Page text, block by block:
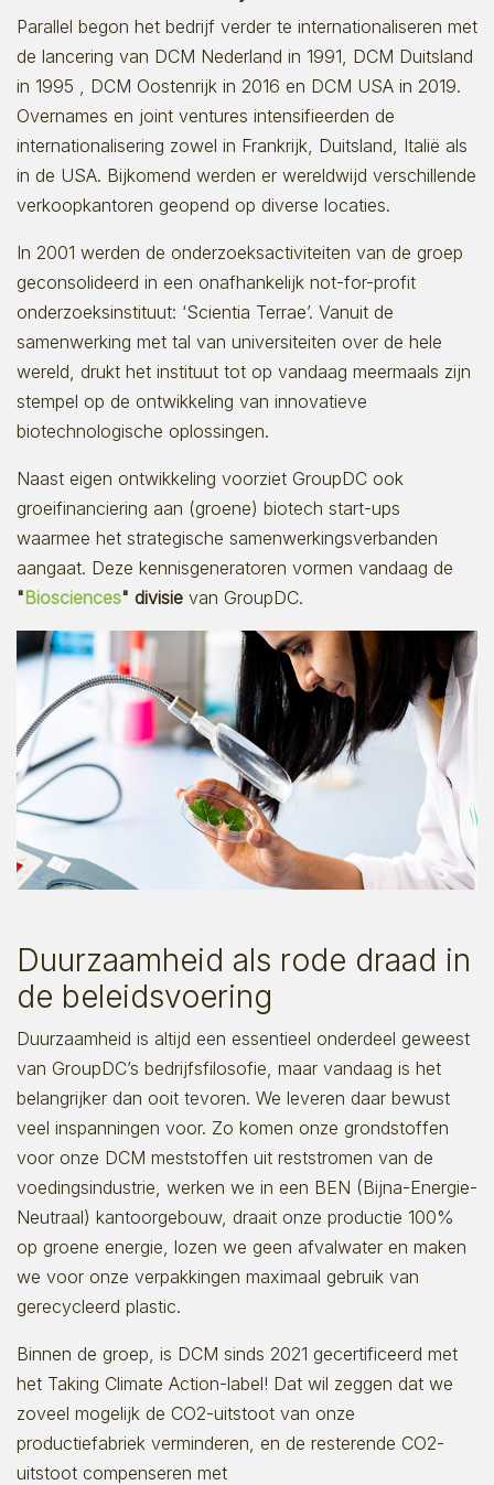
Parallel begon het bedrijf verder te internationaliseren met
de lancering van DCM Nederland in 1991, DCM Duitsland
in 1995 , DCM Oostenrijk in 2016 en DCM USA in 2019.
Overnames en joint ventures intensifieerden de
internationalisering zowel in Frankrijk, Duitsland, Italië als
in de USA. Bijkomend werden er wereldwijd verschillende
verkoopkantoren geopend op diverse locaties.
In 2001 werden de onderzoeksactiviteiten van de groep
geconsolideerd in een onafhankelijk not-for-profit
onderzoeksinstituut: ‘Scientia Terrae’. Vanuit de
samenwerking met tal van universiteiten over de hele
wereld, drukt het instituut tot op vandaag meermaals zijn
stempel op de ontwikkeling van innovatieve
biotechnologische oplossingen.
Naast eigen ontwikkeling voorziet GroupDC ook
groeifinanciering aan (groene) biotech start-ups
waarmee het strategische samenwerkingsverbanden
aangaat. Deze kennisgeneratoren vormen vandaag de
"Biosciences" divisie van GroupDC.
Duurzaamheid als rode draad in
de beleidsvoering
Duurzaamheid is altijd een essentieel onderdeel geweest
van GroupDC’s bedrijfsfilosofie, maar vandaag is het
belangrijker dan ooit tevoren. We leveren daar bewust
veel inspanningen voor. Zo komen onze grondstoffen
voor onze DCM meststoffen uit reststromen van de
voedingsindustrie, werken we in een BEN (Bijna-Energie-
Neutraal) kantoorgebouw, draait onze productie 100%
op groene energie, lozen we geen afvalwater en maken
we voor onze verpakkingen maximaal gebruik van
gerecycleerd plastic.
Binnen de groep, is DCM sinds 2021 gecertificeerd met
het Taking Climate Action-label! Dat wil zeggen dat we
zoveel mogelijk de CO2-uitstoot van onze
productiefabriek verminderen, en de resterende CO2-
uitstoot compenseren met